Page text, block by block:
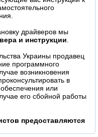
драйверов мы
и инструкции
Украины продавец
программного
возникновения
в
или
его сбойной работы
предоставляются